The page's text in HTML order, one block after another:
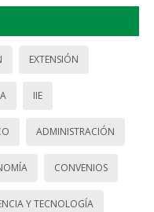
EXTENSIÓN
IIE
ADMINISTRACIÓN
CONVENIOS
Y TECNOLOGÍA